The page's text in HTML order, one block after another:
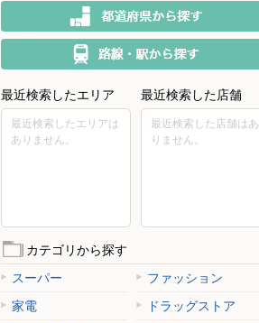
最近検索したエリア
最近検索したエリアは
ありません。
最近検索した店舗
最近検索した店舗はあ
りません。
カテゴリから探す
スーパー
ファッション
家電
ドラッグストア